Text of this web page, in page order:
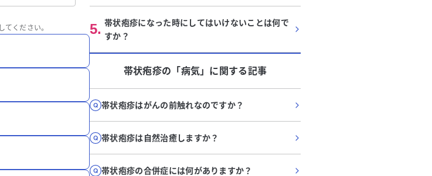
ください。 5. 帯状疱疹になった時にしてはいけないことは何で
すか？
帯状疱疹の「病気」に関する記事
帯状疱疹はがんの前触れなのですか？
帯状疱疹は自然治癒しますか？
帯状疱疹の合併症には何がありますか？